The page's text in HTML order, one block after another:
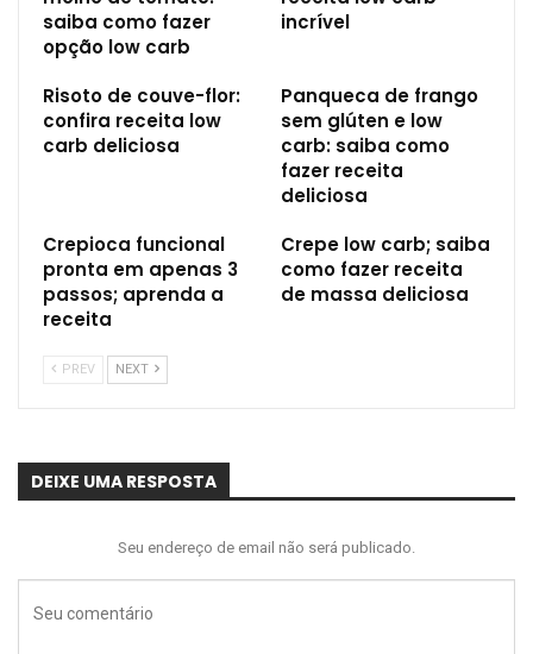
saiba como fazer
opção low carb
incrível
Risoto de couve-flor:
confira receita low
carb deliciosa
Panqueca de frango
sem glúten e low
carb: saiba como
fazer receita
deliciosa
Crepioca funcional
pronta em apenas 3
passos; aprenda a
receita
Crepe low carb; saiba
como fazer receita
de massa deliciosa
PREV NEXT
DEIXE UMA RESPOSTA
Seu endereço de email não será publicado.